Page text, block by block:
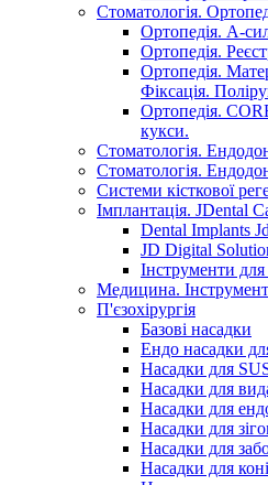
Стоматологія.
Ортопедія. А-
Ортопедія.
Ортопедія.
Фіксація.
Ортопедія.
кукси.
Стоматологія.
Стоматологія.
Системи кісткової
Імплантація. JDental
Dental Implants
JD Digital
Інструменти
Медицина.
П'єзохірургія
Базові насадки
Ендо насадки для
Насадки для SUS
Насадки для
Насадки для
Насадки для
Насадки для
Насадки для